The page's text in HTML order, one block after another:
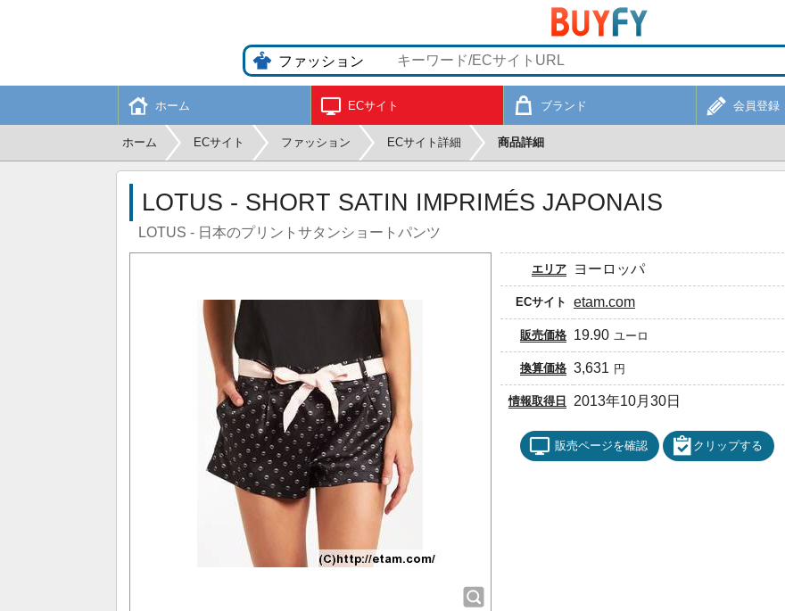
ホーム ECサイト ブランド 会員登録
ホーム ECサイト ファッション ECサイト詳細 商品詳細
LOTUS - SHORT SATIN IMPRIMÉS JAPONAIS
LOTUS - 日本のプリントサタンショートパンツ
エリア ヨーロッパ
ECサイト etam.com
販売価格 19.90 ユーロ
換算価格 3,631 円
情報取得日 2013年10月30日
販売ページを確認 クリップする